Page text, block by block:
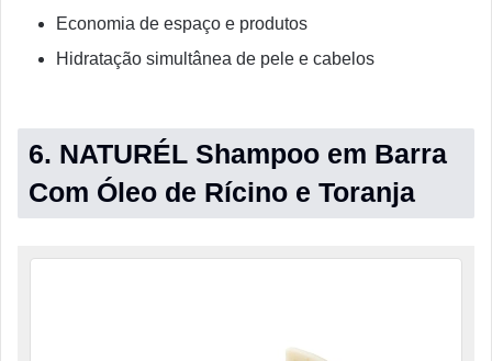
Economia de espaço e produtos
Hidratação simultânea de pele e cabelos
6. NATURÉL Shampoo em Barra
Com Óleo de Rícino e Toranja